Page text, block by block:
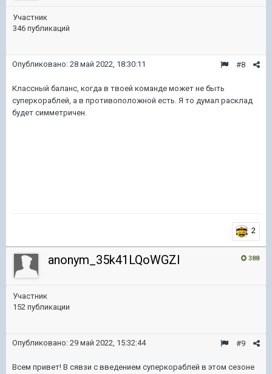
Участник
346 публикаций
#8
Опубликовано: 28 май 2022, 18:30:11
Классный баланс, когда в твоей команде может не быть
суперкораблей, а в противоположной есть. Я то думал расклад
будет симметричен.
2
388
anonym_35k41LQoWGZl
Участник
152 публикации
#9
Опубликовано: 29 май 2022, 15:32:44
Всем привет! В сявзи с введением суперкораблей в этом сезоне